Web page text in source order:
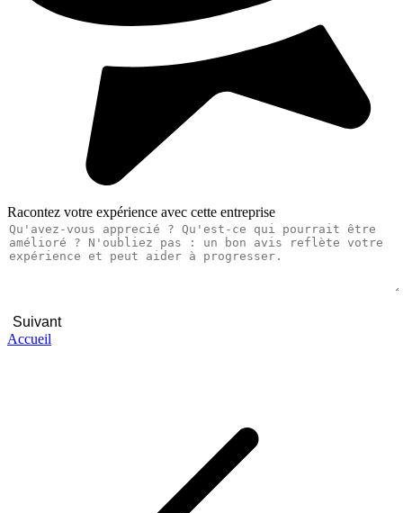
Racontez votre expérience avec cette entreprise
Suivant
Accueil